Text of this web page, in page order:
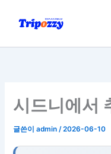
로
시드니에서
글쓴이admin/2026-06-10